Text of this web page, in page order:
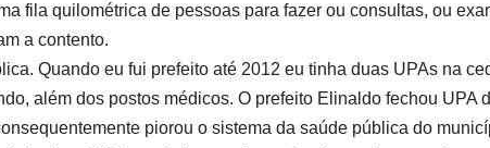
fila quilométrica de pessoas para fazer ou consultas, ou
a contento.
Quando eu fui prefeito até 2012 eu tinha duas UPAs na
além dos postos médicos. O prefeito Elinaldo fechou UPA
piorou o sistema da saúde pública do